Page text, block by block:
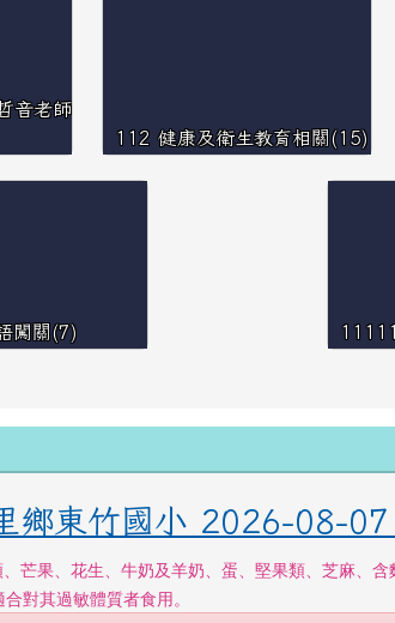
音老師
112 健康及衛生教育相關(15)
闖關(7)
鄉東竹國小 2026-08-
芒果、花生、牛奶及羊奶、蛋、堅果類、芝麻、
對其過敏體質者食用。